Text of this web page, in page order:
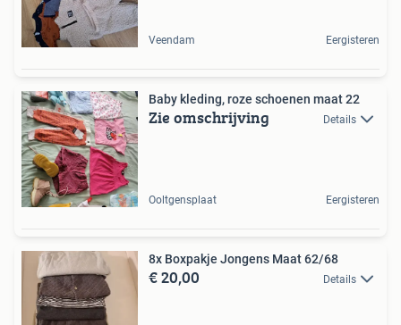
Veendam Eergisteren
Baby kleding, roze schoenen maat 22
Zie omschrijving Details
Ooltgensplaat Eergisteren
8x Boxpakje Jongens Maat 62/68
€ 20,00 Details